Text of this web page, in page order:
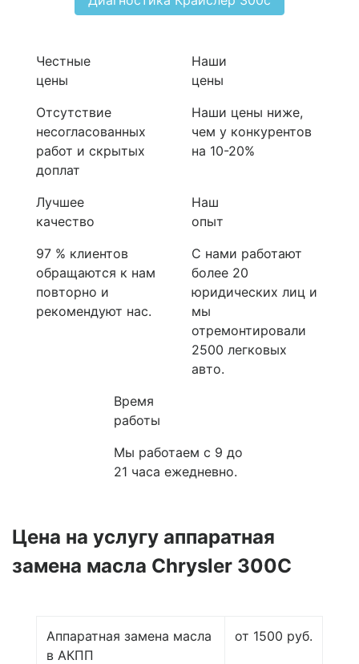
Честные
цены
Отсутствие
несогласованных
работ и скрытых
доплат
Наши
цены
Наши цены ниже,
чем у конкурентов
на 10-20%
Лучшее
качество
97 % клиентов
обращаются к нам
повторно и
рекомендуют нас.
Наш
опыт
С нами работают
более 20
юридических лиц и
мы
отремонтировали
2500 легковых
авто.
Время
работы
Мы работаем с 9 до
21 часа ежедневно.
Цена на услугу аппаратная
замена масла Chrysler 300C
Аппаратная замена масла
в АКПП
от 1500 руб.